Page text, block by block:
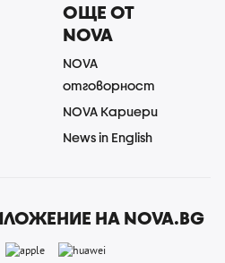
ОЩЕ ОТ
NOVA
NOVA
отговорност
NOVA Кариери
News in English
НА NOVA.BG